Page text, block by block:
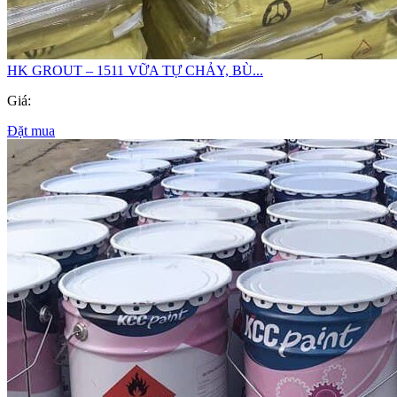
HK GROUT – 1511 VỮA TỰ CHẢY, BÙ...
Giá:
Đặt mua